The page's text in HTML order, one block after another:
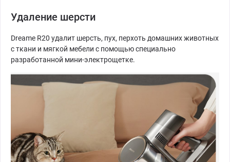
Удаление шерсти
Dreame R20 удалит шерсть, пух, перхоть домашних животных
с ткани и мягкой мебели с помощью специально
разработанной мини-электрощетке.